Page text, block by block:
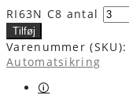
RI63N C8 antal
Tilføj
Varenummer
Automatsikring
🛈